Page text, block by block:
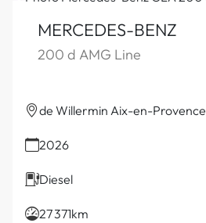
MERCEDES-BENZ
200 d AMG Line
de Willermin Aix-en-Provence
2026
Diesel
27 371km